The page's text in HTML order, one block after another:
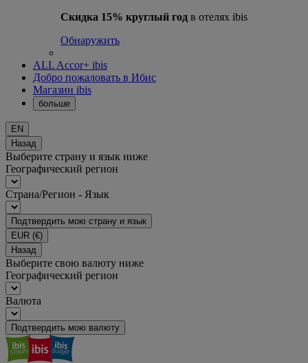
Скидка 15% круглый год в отелях ibis
Обнаружить
ALL Accor+ ibis
Добро пожаловать в Ибис
Магазин ibis
больше
EN
Назад
Выберите страну и язык ниже
Географический регион
Страна/Регион - Язык
Подтвердить мою страну и язык
EUR (€)
Назад
Выберите свою валюту ниже
Географический регион
Валюта
Подтвердить мою валюту